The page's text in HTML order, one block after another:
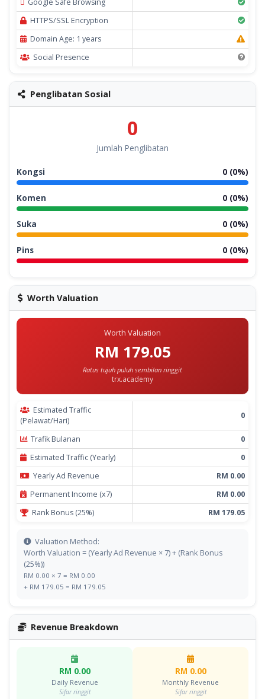
HTTPS/SSL Encryption
Domain Age: 1 years
Social Presence
Penglibatan Sosial
0
Jumlah Penglibatan
Kongsi 0 (0%)
Komen 0 (0%)
Suka 0 (0%)
Pins 0 (0%)
Worth Valuation
Worth Valuation
RM 179.05
Ratus tujuh puluh sembilan ringgit
trx.academy
Estimated Traffic
(Pelawat/Hari)
0
Trafik Bulanan
0
Estimated Traffic (Yearly)
0
Yearly Ad Revenue
RM 0.00
Permanent Income (x7)
RM 0.00
Rank Bonus (25%)
RM 179.05
Valuation Method:
Worth Valuation = (Yearly Ad Revenue × 7) + (Rank Bonus
(25%))
RM 0.00 × 7 = RM 0.00
+ RM 179.05 = RM 179.05
Revenue Breakdown
RM 0.00
Daily Revenue
Sifar ringgit
RM 0.00
Monthly Revenue
Sifar ringgit